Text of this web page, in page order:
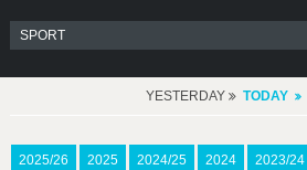
YESTERDAY TODAY
2025/26 2025 2024/25 2024 2023/24